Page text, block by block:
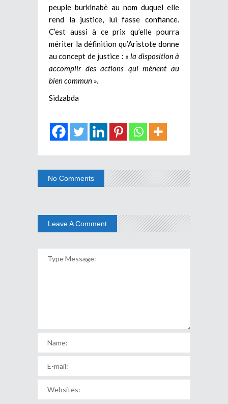
peuple burkinabè au nom duquel elle
rend la justice, lui fasse confiance.
C’est aussi à ce prix qu’elle pourra
mériter la définition qu’Aristote donne
au concept de justice : « la disposition à
accomplir des actions qui mènent au
bien commun ».
Sidzabda
No Comments
Leave A Comment